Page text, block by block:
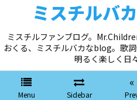
ミスチルバ
ミスチルファンブログ。
おくる、ミスチルバカなblog。歌
明るく楽しく日
Menu Sidebar
«